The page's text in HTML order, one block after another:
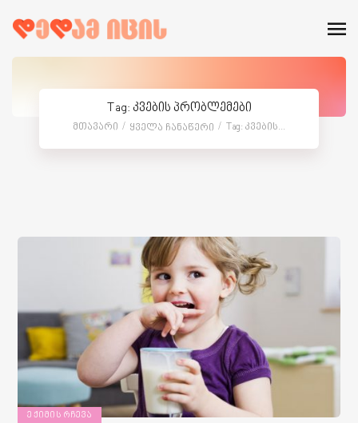
Tag: კვების პრობლემები
Მთავარი Ყველა Ჩანაწერი Tag: Კვების...
ᲔᲥᲘᲛᲘᲡ ᲠᲩᲔᲕᲐ